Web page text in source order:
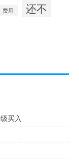
费用 还不
买入